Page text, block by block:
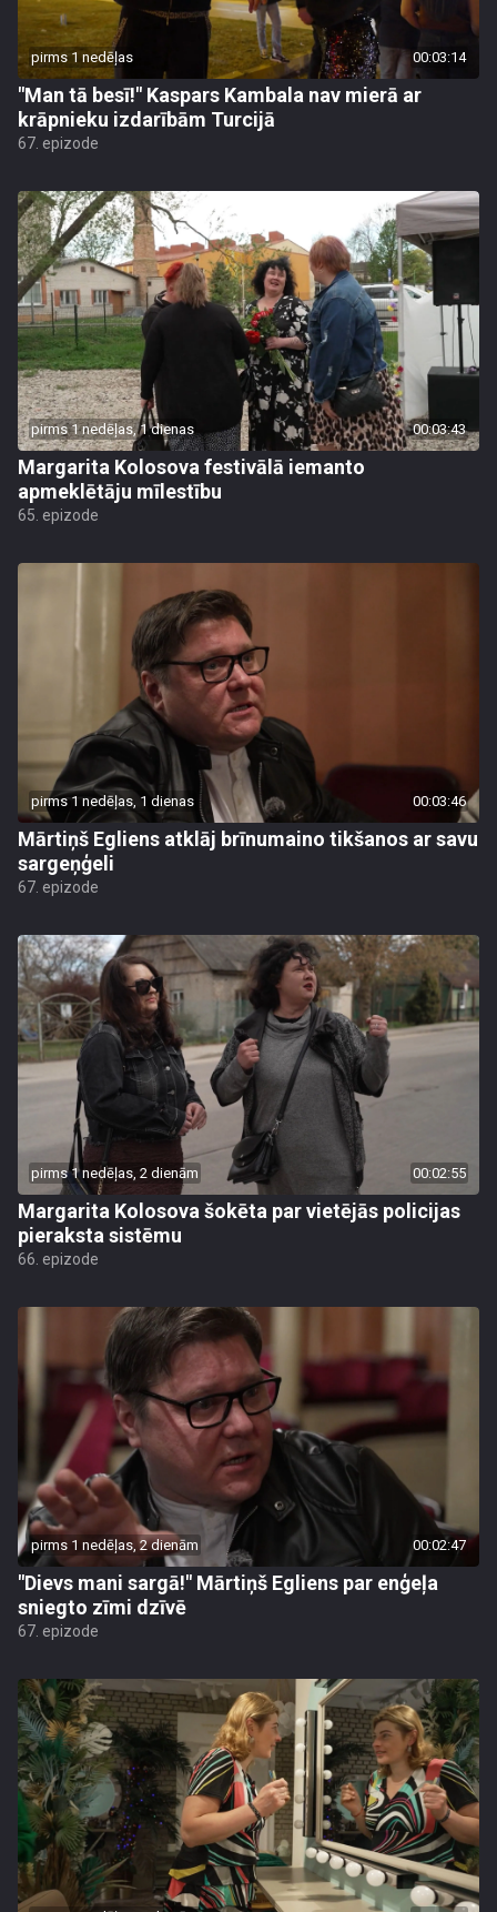
pirms 1 nedēļas 00:03:14
"Man tā besī!" Kaspars Kambala nav mierā ar
krāpnieku izdarībām Turcijā
67. epizode
pirms 1 nedēļas, 1 dienas 00:03:43
Margarita Kolosova festivālā iemanto
apmeklētāju mīlestību
65. epizode
pirms 1 nedēļas, 1 dienas 00:03:46
Mārtiņš Egliens atklāj brīnumaino tikšanos ar savu
sargeņģeli
67. epizode
pirms 1 nedēļas, 2 dienām 00:02:55
Margarita Kolosova šokēta par vietējās policijas
pieraksta sistēmu
66. epizode
pirms 1 nedēļas, 2 dienām 00:02:47
"Dievs mani sargā!" Mārtiņš Egliens par enģeļa
sniegto zīmi dzīvē
67. epizode